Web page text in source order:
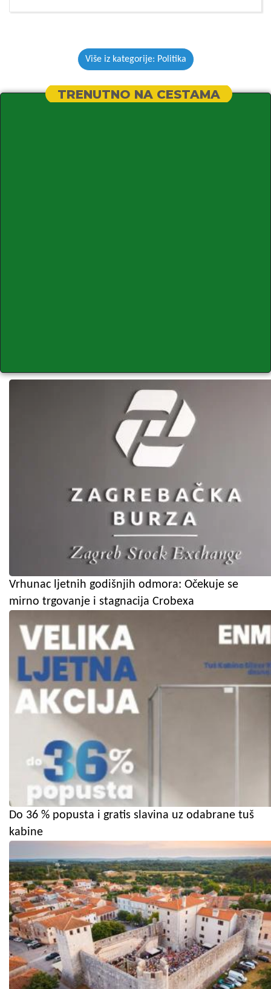
Više iz kategorije: Politika
TRENUTNO NA CESTAMA
Vrhunac ljetnih godišnjih odmora: Očekuje se
mirno trgovanje i stagnacija Crobexa
Do 36 % popusta i gratis slavina uz odabrane tuš
kabine